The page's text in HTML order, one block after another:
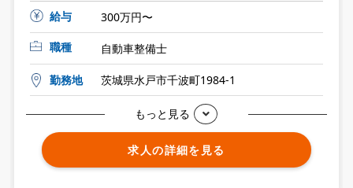
給与
300万円〜
職種
自動車整備士
勤務地 茨城県水戸市千波町1984-1
もっと見る
求人の詳細を見る